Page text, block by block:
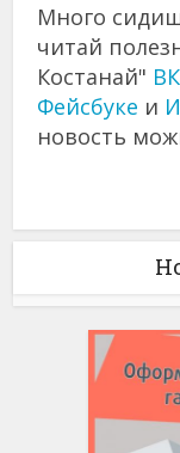
Много
читай
Костанай"
Фейсбуке и
новость